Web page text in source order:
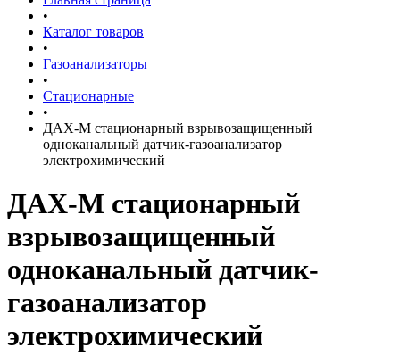
•
Каталог товаров
•
Газоанализаторы
•
Стационарные
•
ДАХ-М стационарный взрывозащищенный
одноканальный датчик-газоанализатор
электрохимический
ДАХ-М стационарный
взрывозащищенный
одноканальный датчик-
газоанализатор
электрохимический